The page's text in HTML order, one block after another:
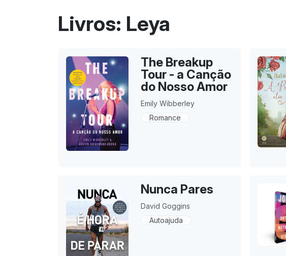
Livros: Leya
The Breakup
Tour - a Canção
do Nosso Amor
Emily Wibberley
Romance
Nunca Pares
David Goggins
Autoajuda